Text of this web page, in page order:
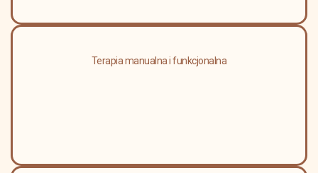
Terapia manualna i funkcjonalna